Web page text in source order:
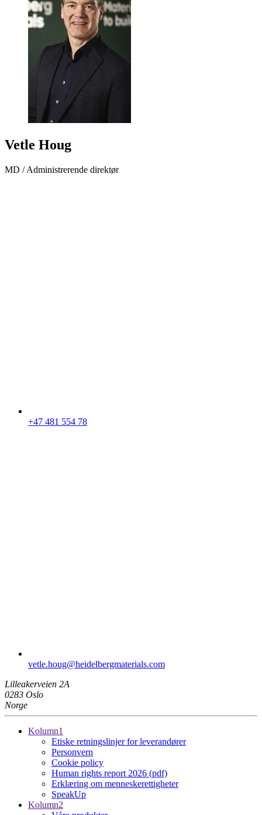
Vetle Houg
MD / Administrerende direktør
+47 481 554 78
vetle.houg​@heidelbergmaterials.com
Lilleakerveien 2A
0283 Oslo
Norge
Kolumn1
Etiske retningslinjer for leverandører
Personvern
Cookie policy
Human rights report 2026 (pdf)
Erklæring om menneskerettigheter
SpeakUp
Kolumn2